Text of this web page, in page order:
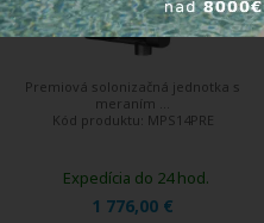
Premiová solonizačná jednotka s
meraním ...
Kód produktu: MPS14PRE
1 776,00 €
Expedícia do 24 hod.